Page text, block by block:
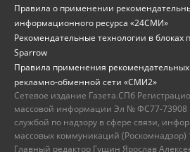
Правила о применении
информационного ресурса «24СМИ»
Рекомендательные технологии в
Sparrow
Правила применения
рекламно-обменной сети «СМИ2»
Сетевое издание Газета.СПб
массовой информации Эл № ФС77-73908
службой по надзору в сфере связи,
массовых коммуникаций (Роскомнадзор)
Главный редактор Гущин Ярослав